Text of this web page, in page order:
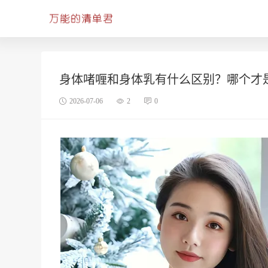
身体啫喱和身体乳有什么区别？哪个才
2026-07-06 2 0